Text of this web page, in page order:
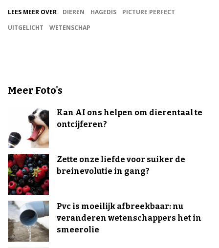
LEES MEER OVER DIEREN HAGEDIS
PICTURE PERFECT
UITGELICHT
WETENSCHAP
Meer Foto's
Kan AI ons helpen om dierentaal te
ontcijferen?
Zette onze liefde voor suiker de
breinevolutie in gang?
Pvc is moeilijk afbreekbaar: nu
veranderen wetenschappers het in
smeerolie